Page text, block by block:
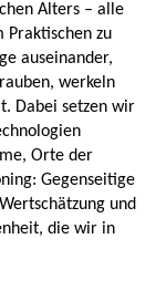
Alters – alle
Praktischen zu
auseinander,
werkeln
Dabei setzen wir
Orte der
Gegenseitige
und
die wir in